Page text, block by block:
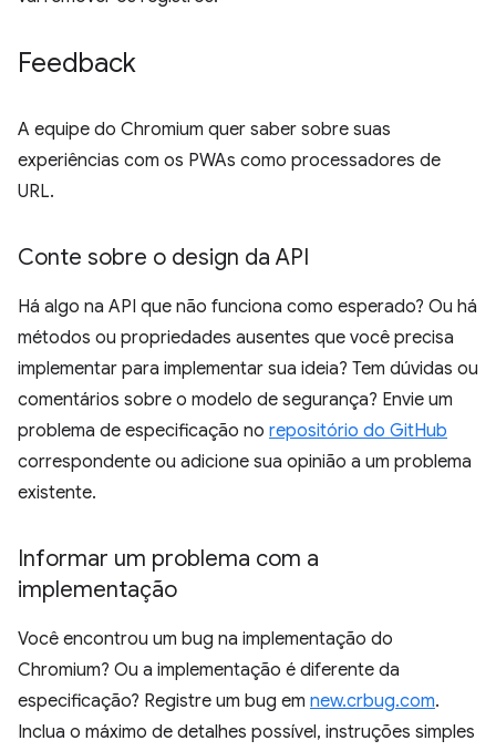
Feedback
A equipe do Chromium quer saber sobre suas
experiências com os PWAs como processadores de
URL.
Conte sobre o design da API
Há algo na API que não funciona como esperado? Ou há
métodos ou propriedades ausentes que você precisa
implementar para implementar sua ideia? Tem dúvidas ou
comentários sobre o modelo de segurança? Envie um
problema de especificação no repositório do GitHub
correspondente ou adicione sua opinião a um problema
existente.
Informar um problema com a
implementação
Você encontrou um bug na implementação do
Chromium? Ou a implementação é diferente da
especificação? Registre um bug em new.crbug.com.
Inclua o máximo de detalhes possível, instruções simples